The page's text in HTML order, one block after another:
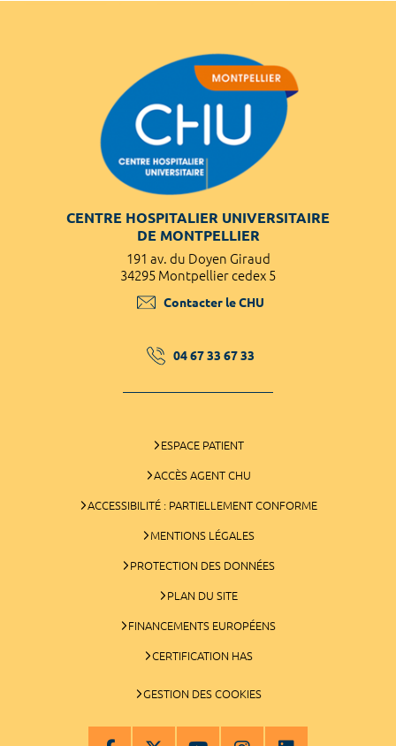
CENTRE HOSPITALIER UNIVERSITAIRE
DE MONTPELLIER
191 av. du Doyen Giraud
34295 Montpellier cedex 5
Contacter le CHU
04 67 33 67 33
ESPACE PATIENT
ACCÈS AGENT CHU
ACCESSIBILITÉ : PARTIELLEMENT CONFORME
MENTIONS LÉGALES
PROTECTION DES DONNÉES
PLAN DU SITE
FINANCEMENTS EUROPÉENS
CERTIFICATION HAS
GESTION DES COOKIES